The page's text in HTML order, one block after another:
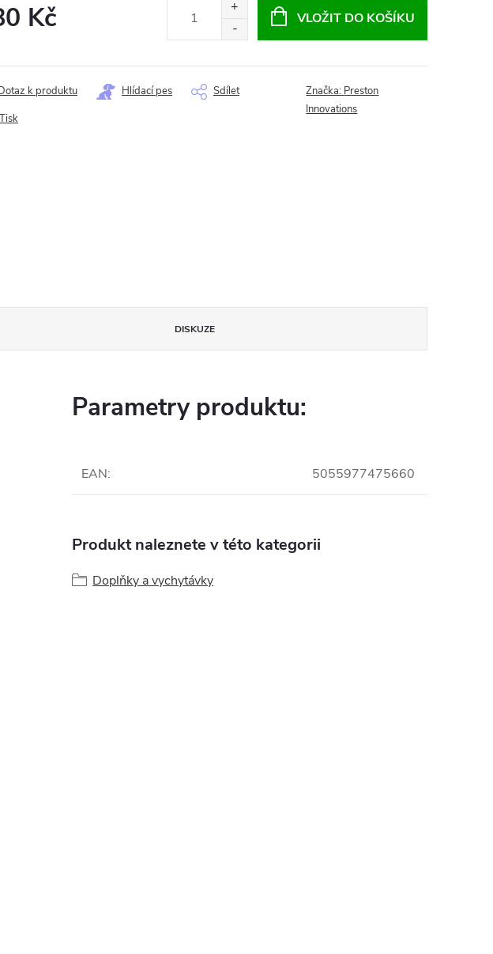
Kč VLOŽIT DO KOŠÍKU
Tisk
k produktu Hlídací pes Sdílet Značka: Preston
Innovations
DISKUZE
Parametry produktu:
EAN: 5055977475660
Produkt naleznete v této kategorii
Doplňky a vychytávky